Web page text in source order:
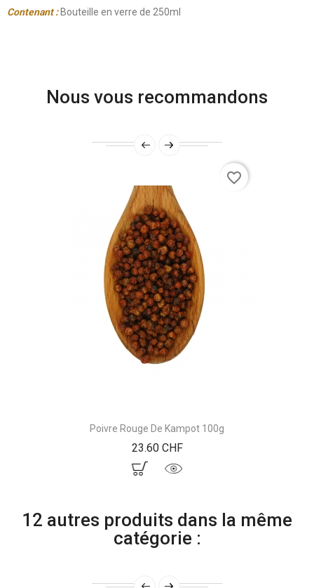
Contenant :Bouteille en verre de 250ml
Nous vous recommandons
Poivre Rouge De Kampot 100g
23.60 CHFPrix
favorite_border
12 autres produits dans la même
catégorie :